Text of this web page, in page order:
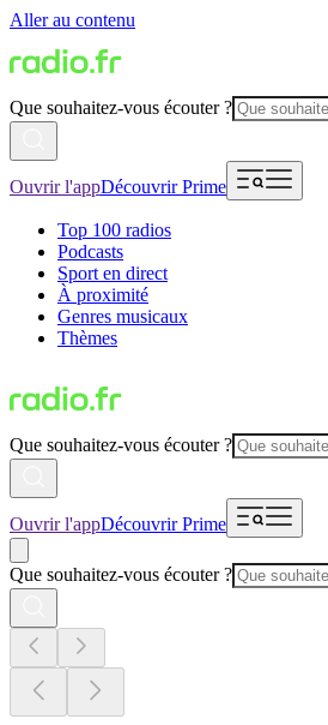
Aller au contenu
Que souhaitez-vous écouter ?
Ouvrir l'appDécouvrir Prime
Top 100 radios
Podcasts
Sport en direct
À proximité
Genres musicaux
Thèmes
Que souhaitez-vous écouter ?
Ouvrir l'appDécouvrir Prime
Que souhaitez-vous écouter ?